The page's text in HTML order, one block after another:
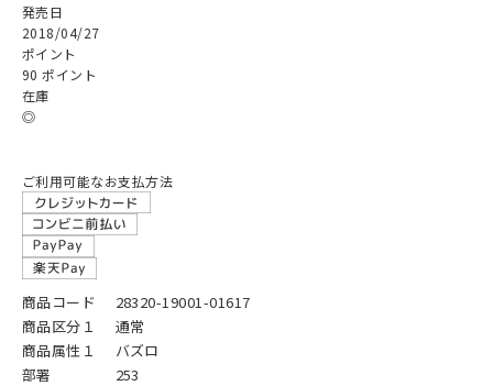
発売日
2018/04/27
ポイント
90 ポイント
在庫
◎
ご利用可能なお支払方法
商品コード
28320-19001-01617
商品区分１
通常
商品属性１
バズロ
部署
253